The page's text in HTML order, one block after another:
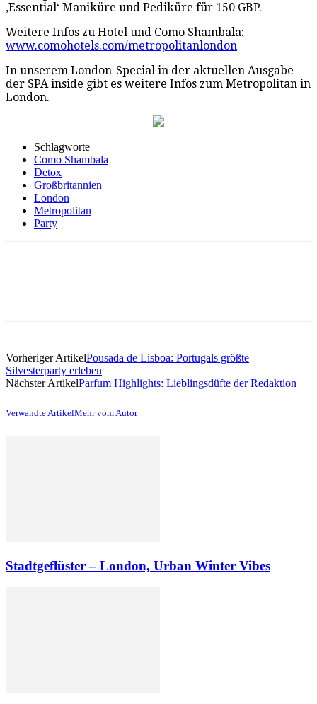
‚Essential‘ Maniküre und Pediküre für 150 GBP.
Weitere Infos zu Hotel und Como Shambala:
www.comohotels.com/metropolitanlondon
In unserem London-Special in der aktuellen Ausgabe
der SPA inside gibt es weitere Infos zum Metropolitan in
London.
Schlagworte
Como Shambala
Detox
Großbritannien
London
Metropolitan
Party
Vorheriger ArtikelPousada de Lisboa: Portugals größte
Silvesterparty erleben
Nächster ArtikelParfum Highlights: Lieblingsdüfte der Redaktion
Verwandte ArtikelMehr vom Autor
Stadtgeflüster – London, Urban Winter Vibes